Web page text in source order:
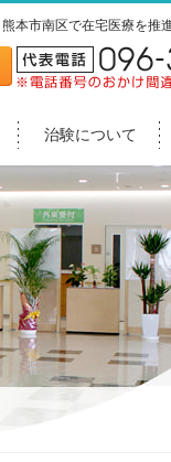
熊本市南区で在宅医療を推
治験について